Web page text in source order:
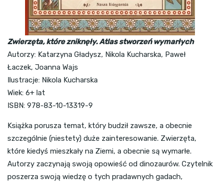
Zwierzęta, które zniknęły. Atlas stworzeń wymarłych
Autorzy: Katarzyna Gładysz, Nikola Kucharska, Paweł
Łaczek, Joanna Wajs
Ilustracje: Nikola Kucharska
Wiek: 6+ lat
ISBN: 978-83-10-13319-9
Książka porusza temat, który budził zawsze, a obecnie
szczególnie (niestety) duże zainteresowanie. Zwierzęta,
które kiedyś mieszkały na Ziemi, a obecnie są wymarłe.
Autorzy zaczynają swoją opowieść od dinozaurów. Czytelnik
poszerza swoją wiedzę o tych pradawnych gadach,